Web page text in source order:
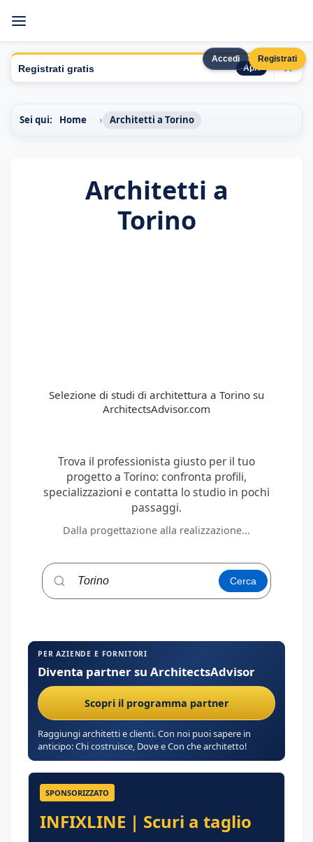
Accedi Registrati
Registrati gratis Apri ×
Sei qui: Home Architetti a Torino
Architetti a
Torino
Selezione di studi di architettura a Torino su
ArchitectsAdvisor.com
Trova il professionista giusto per il tuo
progetto a Torino: confronta profili,
specializzazioni e contatta lo studio in pochi
passaggi.
Dalla progettazione alla realizzazione...
Cerca
PER AZIENDE E FORNITORI
Diventa partner su ArchitectsAdvisor
Scopri il programma partner
Raggiungi architetti e clienti. Con noi puoi sapere in
anticipo: Chi costruisce, Dove e Con che architetto!
SPONSORIZZATO
INFIXLINE | Scuri a taglio